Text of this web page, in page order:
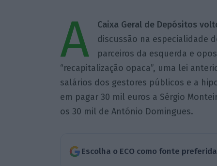
A Caixa Geral de Depósitos
discussão na especialidade
parceiros da esquerda e
“recapitalização opaca”, uma lei
salários dos gestores públicos e a
em pagar 30 mil euros a Sérgio
os 30 mil de António Domingues.
Escolha o ECO como fonte